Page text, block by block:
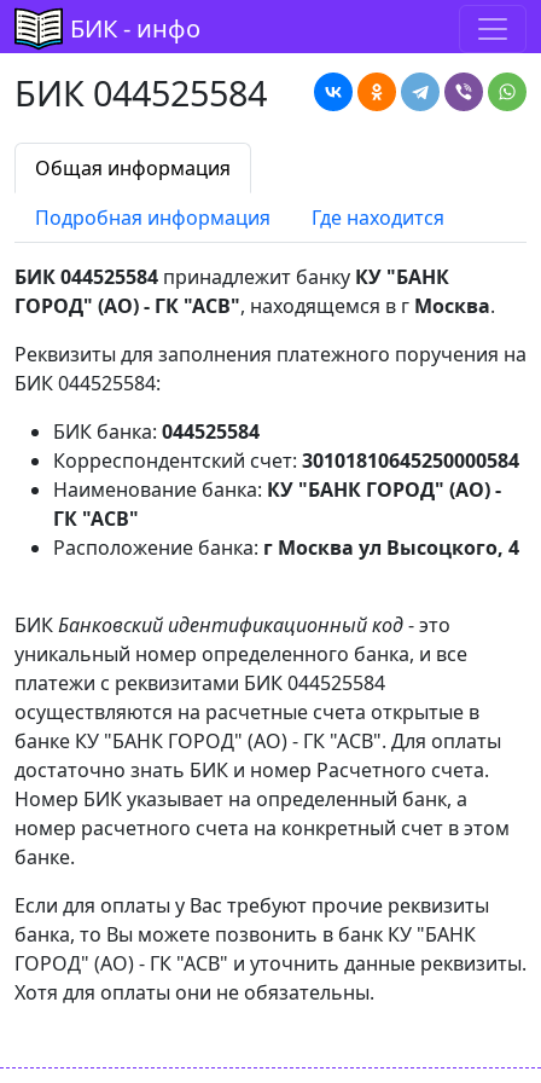
БИК - инфо
БИК 044525584
Общая информация
Подробная информация
Где находится
БИК 044525584 принадлежит банку КУ "БАНК
ГОРОД" (АО) - ГК "АСВ", находящемся в г Москва.
Реквизиты для заполнения платежного поручения на
БИК 044525584:
БИК банка: 044525584
Корреспондентский счет: 30101810645250000584
Наименование банка: КУ "БАНК ГОРОД" (АО) -
ГК "АСВ"
Расположение банка: г Москва ул Высоцкого, 4
БИКБанковский идентификационный код- это
уникальный номер определенного банка, и все
платежи с реквизитами БИК 044525584
осуществляются на расчетные счета открытые в
банке КУ "БАНК ГОРОД" (АО) - ГК "АСВ". Для оплаты
достаточно знать БИК и номер Расчетного счета.
Номер БИК указывает на определенный банк, а
номер расчетного счета на конкретный счет в этом
банке.
Если для оплаты у Вас требуют прочие реквизиты
банка, то Вы можете позвонить в банк КУ "БАНК
ГОРОД" (АО) - ГК "АСВ" и уточнить данные реквизиты.
Хотя для оплаты они не обязательны.